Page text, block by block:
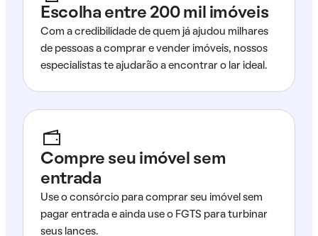
Escolha entre 200 mil imóveis
Com a credibilidade de quem já ajudou milhares
de pessoas a comprar e vender imóveis, nossos
especialistas te ajudarão a encontrar o lar ideal.
Compre seu imóvel sem
entrada
Use o consórcio para comprar seu imóvel sem
pagar entrada e ainda use o FGTS para turbinar
seus lances.